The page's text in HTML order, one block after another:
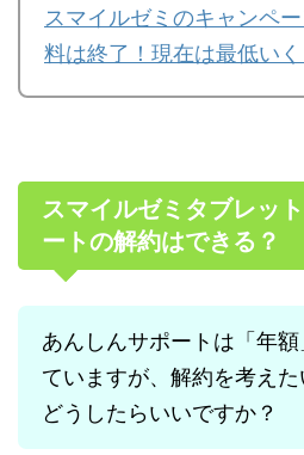
スマイルゼミのキャンペ
料は終了！現在は最低いく
スマイルゼミタブレッ
ートの解約はできる？
あんしんサポートは「年額
ていますが、解約を考え
どうしたらいいですか？